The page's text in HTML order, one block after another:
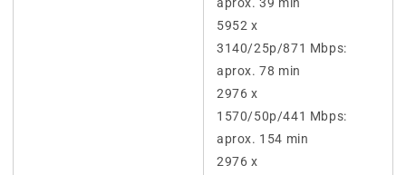
5952 x
3140/25p/871 Mbps:
aprox. 78 min
2976 x
1570/50p/441 Mbps:
aprox. 154 min
2976 x